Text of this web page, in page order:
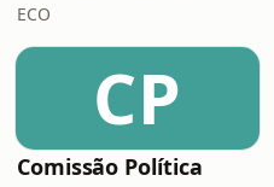
ECO
CP
Comissão Política